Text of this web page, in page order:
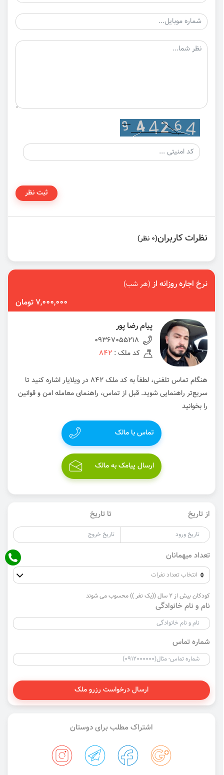
ثبت نظر
نظرات کاربران(0 نظر)
نرخ اجاره روزانه از(هر شب)
7,000,000 تومان
پیام رضا پور
09367055218
کد ملک : 842
هنگام تماس تلفنی، لطفاً به کد ملک 842 در ویلایار اشاره کنید تا
سریع‌تر راهنمایی شوید. قبل از تماس، راهنمای معامله امن و قوانین
را بخوانید
تماس با مالک
ارسال پیامک به مالک
از تاریخ تا تاریخ
تعداد میهمانان
کودکان بیش از 2 سال ((یک نفر )) محسوب می شوند
نام و نام خانوادگی
شماره تماس
ارسال درخواست رزرو ملک
اشتراک مطلب برای دوستان